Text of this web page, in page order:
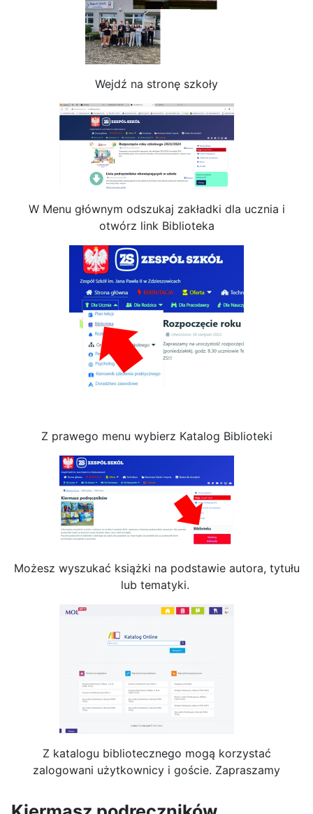
Wejdź na stronę szkoły
W Menu głównym odszukaj zakładki dla ucznia i
otwórz link Biblioteka
Z prawego menu wybierz Katalog Biblioteki
Możesz wyszukać książki na podstawie autora, tytułu
lub tematyki.
Z katalogu bibliotecznego mogą korzystać
zalogowani użytkownicy i goście. Zapraszamy